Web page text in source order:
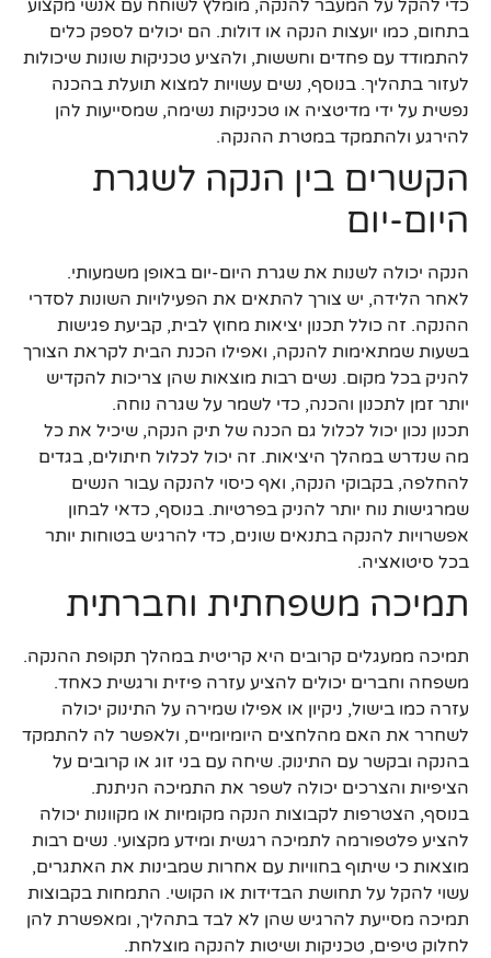
כדי להקל על המעבר להנקה, מומלץ לשוחח עם אנשי מקצוע
בתחום, כמו יועצות הנקה או דולות. הם יכולים לספק כלים
להתמודד עם פחדים וחששות, ולהציע טכניקות שונות שיכולות
לעזור בתהליך. בנוסף, נשים עשויות למצוא תועלת בהכנה
נפשית על ידי מדיטציה או טכניקות נשימה, שמסייעות להן
להירגע ולהתמקד במטרת ההנקה.
הקשרים בין הנקה לשגרת
היום-יום
הנקה יכולה לשנות את שגרת היום-יום באופן משמעותי.
לאחר הלידה, יש צורך להתאים את הפעילויות השונות לסדרי
ההנקה. זה כולל תכנון יציאות מחוץ לבית, קביעת פגישות
בשעות שמתאימות להנקה, ואפילו הכנת הבית לקראת הצורך
להניק בכל מקום. נשים רבות מוצאות שהן צריכות להקדיש
יותר זמן לתכנון והכנה, כדי לשמר על שגרה נוחה.
תכנון נכון יכול לכלול גם הכנה של תיק הנקה, שיכיל את כל
מה שנדרש במהלך היציאות. זה יכול לכלול חיתולים, בגדים
להחלפה, בקבוקי הנקה, ואף כיסוי להנקה עבור הנשים
שמרגישות נוח יותר להניק בפרטיות. בנוסף, כדאי לבחון
אפשרויות להנקה בתנאים שונים, כדי להרגיש בטוחות יותר
בכל סיטואציה.
תמיכה משפחתית וחברתית
תמיכה ממעגלים קרובים היא קריטית במהלך תקופת ההנקה.
משפחה וחברים יכולים להציע עזרה פיזית ורגשית כאחד.
עזרה כמו בישול, ניקיון או אפילו שמירה על התינוק יכולה
לשחרר את האם מהלחצים היומיומיים, ולאפשר לה להתמקד
בהנקה ובקשר עם התינוק. שיחה עם בני זוג או קרובים על
הציפיות והצרכים יכולה לשפר את התמיכה הניתנת.
בנוסף, הצטרפות לקבוצות הנקה מקומיות או מקוונות יכולה
להציע פלטפורמה לתמיכה רגשית ומידע מקצועי. נשים רבות
מוצאות כי שיתוף בחוויות עם אחרות שמבינות את האתגרים,
עשוי להקל על תחושת הבדידות או הקושי. התמחות בקבוצות
תמיכה מסייעת להרגיש שהן לא לבד בתהליך, ומאפשרת להן
לחלוק טיפים, טכניקות ושיטות להנקה מוצלחת.